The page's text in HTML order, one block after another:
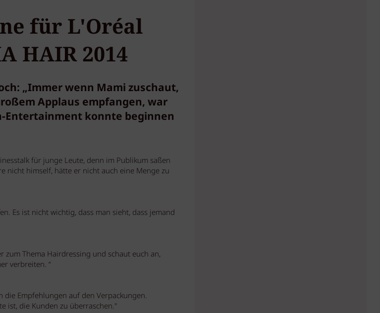
für L'Oréal
HAIR 2014
„Immer wenn Mami zuschaut,
Applaus empfangen, war
Entertainment konnte beginnen
für junge Leute, denn im Publikum saßen
nicht himself, hätte er nicht auch eine Menge zu
Es ist nicht wichtig, dass man sieht, dass jemand
Thema Hairdressing und schaut euch an,
verbreiten. “
Empfehlungen auf den Verpackungen.
ist, die Kunden zu überraschen."